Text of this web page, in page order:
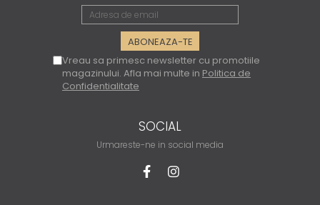
Vreau sa primesc newsletter cu promotiile
magazinului. Afla mai multe in Politica de
Confidentialitate
SOCIAL
Urmareste-ne in social media